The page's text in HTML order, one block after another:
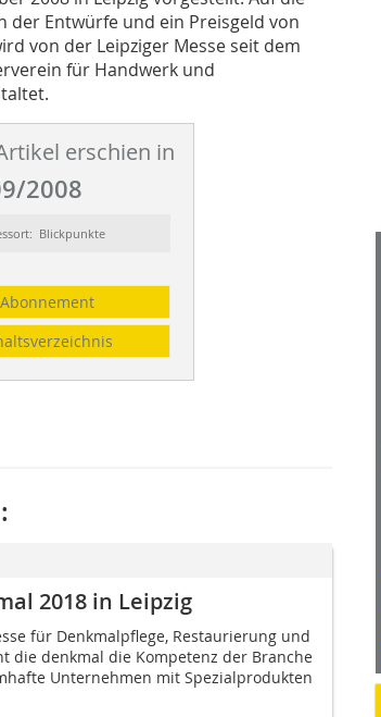
der Entwürfe und ein Preisgeld von
von der Leipziger Messe seit dem
für Handwerk und
erschien in
2008
Blickpunkte
Abonnement
2018 in Leipzig
für Denkmalpflege, Restaurierung und
die denkmal die Kompetenz der Branche
Unternehmen mit Spezialprodukten